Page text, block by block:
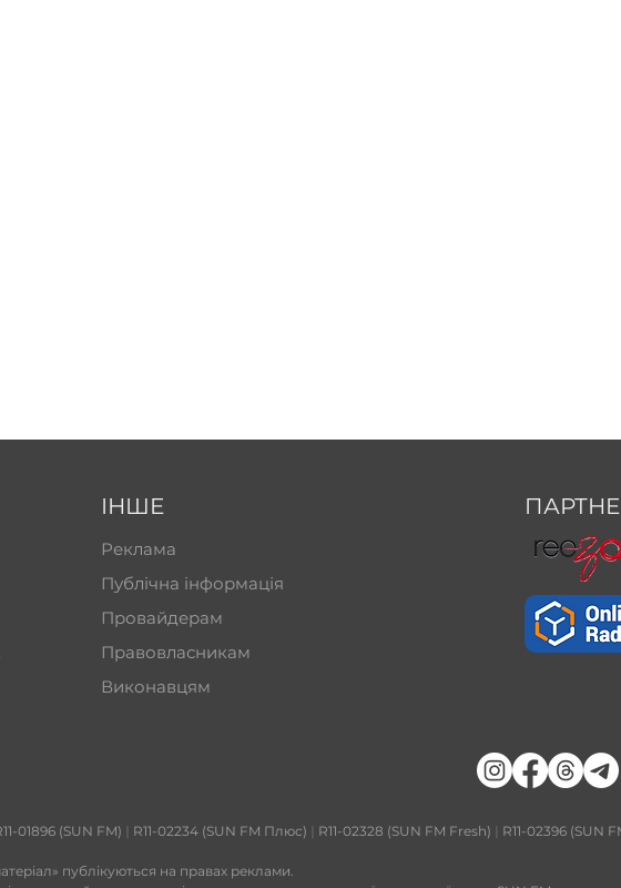
ІНШЕ
Реклама
Публічна інформація
Провайдерам
Правовласникам
Виконавцям
01896 (SUN FM) | R11-02234 (SUN FM Плюс) | R11-02328 (SUN FM Fresh) | R11-02396 (SUN
публікуються на правах реклами.